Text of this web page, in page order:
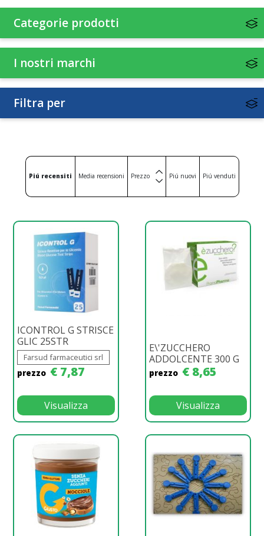
Categorie prodotti
I nostri marchi
Filtra per
Piú recensiti Media recensioni Prezzo Piú nuovi Piú venduti
ICONTROL G STRISCE
GLIC 25STR
Farsud farmaceutici srl
prezzo € 7,87
Visualizza
E\'ZUCCHERO
ADDOLCENTE 300 G
prezzo € 8,65
Visualizza